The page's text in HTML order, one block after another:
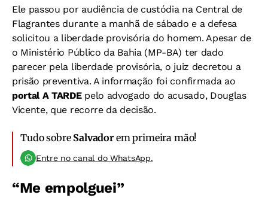
Ele passou por audiência de custódia na Central de
Flagrantes durante a manhã de sábado e a defesa
solicitou a liberdade provisória do homem. Apesar de
o Ministério Público da Bahia (MP-BA) ter dado
parecer pela liberdade provisória, o juiz decretou a
prisão preventiva. A informação foi confirmada ao
portal A TARDEpelo advogado do acusado, Douglas
Vicente, que recorre da decisão.
Tudo sobre Salvadorem primeira mão!
Entre no canal do WhatsApp.
“Me empolguei”